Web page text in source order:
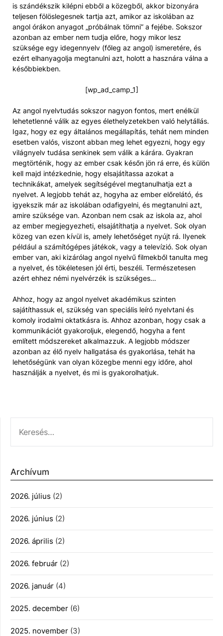
is szándékszik kilépni ebből a közegből, akkor bizonyára
teljesen fölöslegesnek tartja azt, amikor az iskolában az
angol órákon anyagot „próbálnak tömni” a fejébe. Sokszor
azonban az ember nem tudja előre, hogy mikor lesz
szüksége egy idegennyelv (főleg az angol) ismeretére, és
ezért elhanyagolja megtanulni azt, holott a hasznára válna a
későbbiekben.
[wp_ad_camp_1]
Az angol nyelvtudás sokszor nagyon fontos, mert enélkül
lehetetlenné válik az egyes élethelyzetekben való helytállás.
Igaz, hogy ez egy általános megállapítás, tehát nem minden
esetben valós, viszont abban meg lehet egyezni, hogy egy
világnyelv tudása senkinek sem válik a kárára. Gyakran
megtörténik, hogy az ember csak későn jön rá erre, és külön
kell majd intézkednie, hogy elsajátítassa azokat a
technikákat, amelyek segítségével megtanulhatja ezt a
nyelvet. A legjobb tehát az, hogyha az ember előrelátó, és
igyekszik már az iskolában odafigyelni, és megtanulni azt,
amire szüksége van. Azonban nem csak az iskola az, ahol
az ember megjegyezheti, elsajátíthatja a nyelvet. Sok olyan
közeg van ezen kívül is, amely lehetőséget nyújt rá. Ilyenek
például a számítógépes játékok, vagy a televízió. Sok olyan
ember van, aki kizárólag angol nyelvű filmekből tanulta meg
a nyelvet, és tökéletesen jól érti, beszéli. Természetesen
azért ehhez némi nyelvérzék is szükséges…
Ahhoz, hogy az angol nyelvet akadémikus szinten
sajátíthassuk el, szükség van speciális leíró nyelvtani és
komoly irodalmi oktatkásra is. Ahhoz azonban, hogy csak a
kommunikációt gyakoroljuk, elegendő, hogyha a fent
említett módszereket alkalmazzuk. A legjobb módszer
azonban az élő nyelv hallgatása és gyakorlása, tehát ha
lehetőségünk van olyan közegbe menni egy időre, ahol
használják a nyelvet, és mi is gyakorolhatjuk.
Archívum
2026. július (2)
2026. június (2)
2026. április (2)
2026. február (2)
2026. január (4)
2025. december (6)
2025. november (3)